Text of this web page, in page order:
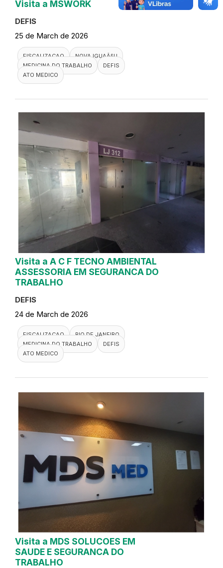
Visita a MSWORK
DEFIS
25 de March de 2026
FISCALIZACAO
NOVA IGUAÃ§U
MEDICINA DO TRABALHO
DEFIS
ATO MEDICO
Visita a A C F TECNO AMBIENTAL
ASSESSORIA EM SEGURANCA DO
TRABALHO
DEFIS
24 de March de 2026
FISCALIZACAO
RIO DE JANEIRO
MEDICINA DO TRABALHO
DEFIS
ATO MEDICO
Visita a MDS SOLUCOES EM
SAUDE E SEGURANCA DO
TRABALHO